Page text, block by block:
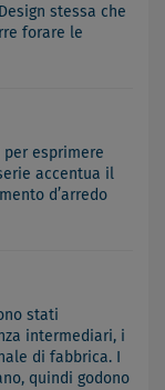
stessa che
forare le
esprimere
accentua il
d’arredo
stati
intermediari, i
di fabbrica. I
quindi godono